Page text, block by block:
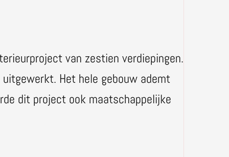
van zestien verdiepingen.
Het hele gebouw ademt
dit project ook maatschappelijke